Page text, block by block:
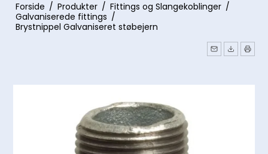
Forside / Produkter / Fittings og Slangekoblinger /
Galvaniserede fittings /
Brystnippel Galvaniseret støbejern